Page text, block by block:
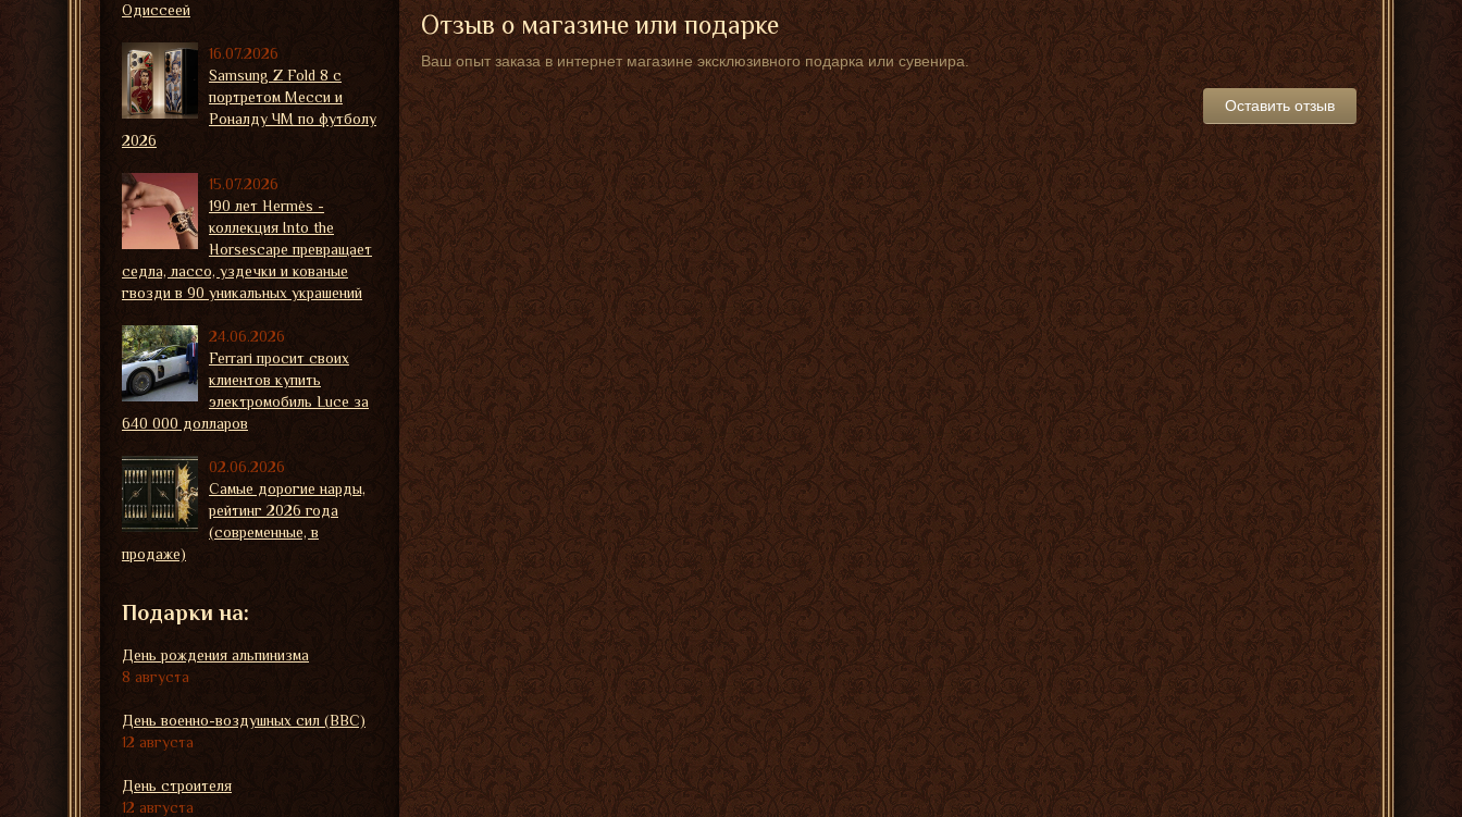
Отзыв о магазине или подарке
Ваш опыт заказа в интернет магазине эксклюзивного подарка или сувенира.
Оставить отзыв
Одиссеей
16.07.2026
Samsung Z Fold 8 с
портретом Месси и
Роналду ЧМ по футболу
2026
15.07.2026
190 лет Hermès -
коллекция Into the
Horsescape превращает
седла, лассо, уздечки и кованые
гвозди в 90 уникальных украшений
24.06.2026
Ferrari просит своих
клиентов купить
электромобиль Luce за
640 000 долларов
02.06.2026
Самые дорогие нарды,
рейтинг 2026 года
(современные, в
продаже)
Подарки на:
День рождения альпинизма
8 августа
День военно-воздушных сил (ВВС)
12 августа
День строителя
12 августа